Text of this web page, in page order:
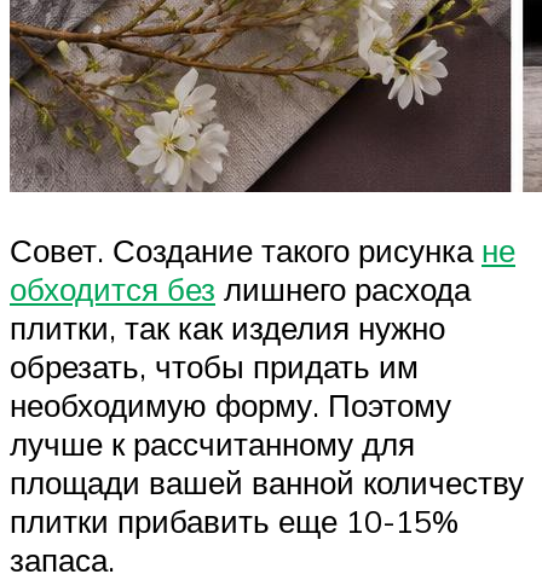
Совет. Создание такого рисунка не
обходится без лишнего расхода
плитки, так как изделия нужно
обрезать, чтобы придать им
необходимую форму. Поэтому
лучше к рассчитанному для
площади вашей ванной количеству
плитки прибавить еще 10-15%
запаса.